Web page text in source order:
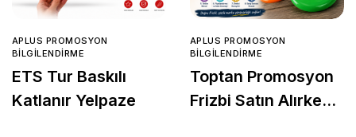
APLUS PROMOSYON
BILGILENDIRME
ETS Tur Baskılı
Katlanır Yelpaze
APLUS PROMOSYON
BILGILENDIRME
Toptan Promosyon
Frizbi Satın Alırken